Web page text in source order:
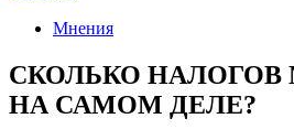
Мнения
СКОЛЬКО
НА САМОМ ДЕЛЕ?